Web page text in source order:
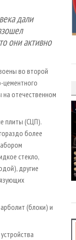
дали
они активно
во второй
цементного
на отечественном
плиты (СЦП).
более
стекло,
другие
(блоки) и